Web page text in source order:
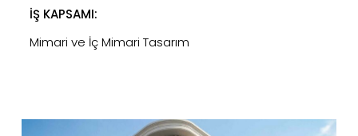
İŞ KAPSAMI:
Mimari ve İç Mimari Tasarım